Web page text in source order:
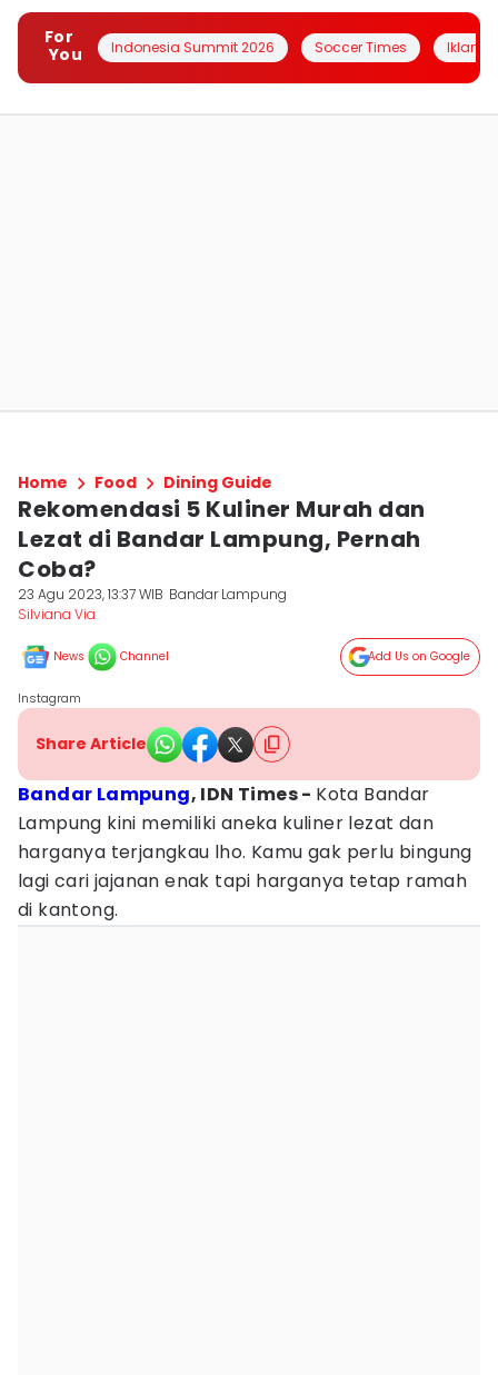
For
You
Indonesia Summit 2026 Soccer Times Iklanin
Home Food Dining Guide
Rekomendasi 5 Kuliner Murah dan
Lezat di Bandar Lampung, Pernah
Coba?
23 Agu 2023, 13:37 WIB Bandar Lampung
Silviana Via
News Channel Add Us on Google
Instagram
Share Article
Bandar Lampung, IDN Times - Kota Bandar
Lampung kini memiliki aneka kuliner lezat dan
harganya terjangkau lho. Kamu gak perlu bingung
lagi cari jajanan enak tapi harganya tetap ramah
di kantong.